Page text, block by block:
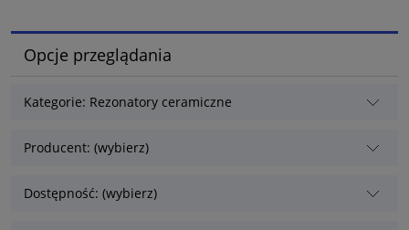
Opcje przeglądania
Kategorie: Rezonatory ceramiczne
Producent: (wybierz)
Dostępność: (wybierz)